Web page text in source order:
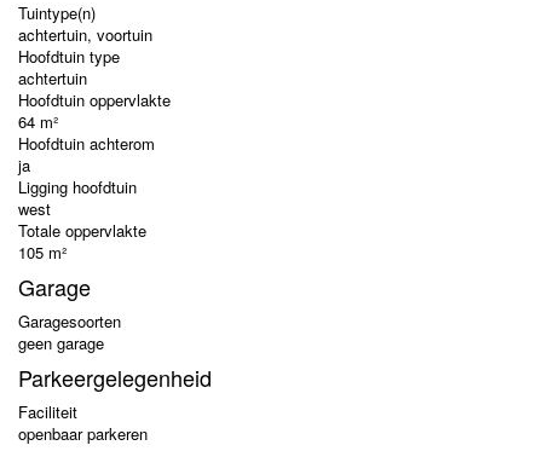
Tuintype(n)
achtertuin, voortuin
Hoofdtuin type
achtertuin
Hoofdtuin oppervlakte
64 m²
Hoofdtuin achterom
ja
Ligging hoofdtuin
west
Totale oppervlakte
105 m²
Garage
Garagesoorten
geen garage
Parkeergelegenheid
Faciliteit
openbaar parkeren